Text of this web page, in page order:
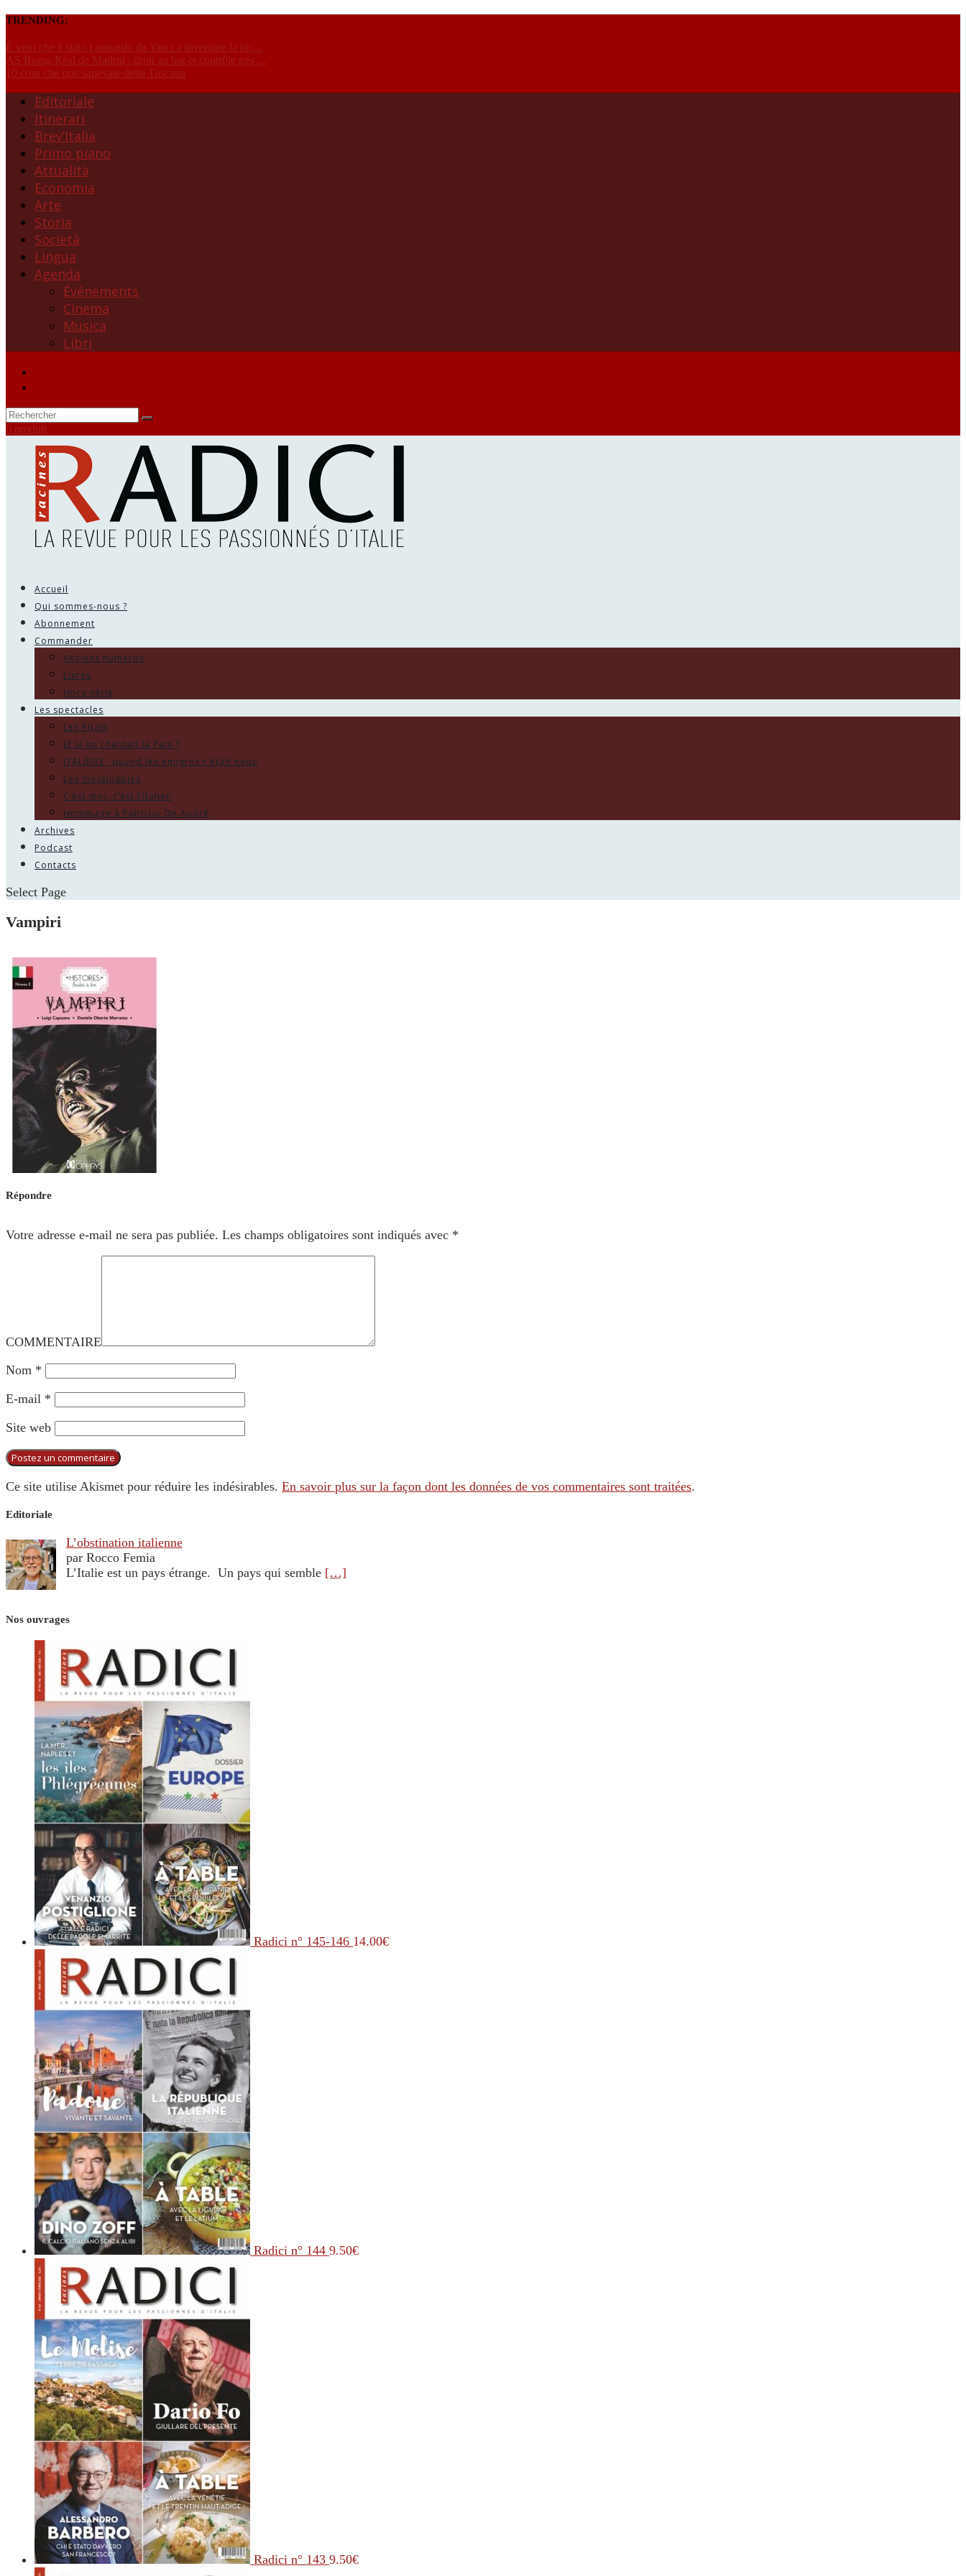
TRENDING:
È vero che è stato Leonardo da Vinci a inventare la bic...
AS Roma-Réal de Madrid : droit au but et contrôle très ...
10 cose che non sapevate della Toscana
Editoriale
Itinerari
Brev’Italia
Primo piano
Attualità
Economia
Arte
Storia
Società
Lingua
Agenda
Événements
Cinema
Musica
Libri
0 produit
Accueil
Qui sommes-nous ?
Abonnement
Commander
Anciens numéros
Livres
Hors-série
Les spectacles
Les Ritals
Et si on chantait la Paix ?
ITALIENS , quand les émigrés c’était nous
Les Inoubliables
C’est moi, c’est l’italien
Hommage à Fabrizio De André
Archives
Podcast
Contacts
Select Page
Vampiri
Répondre
Votre adresse e-mail ne sera pas publiée. Les champs obligatoires sont indiqués avec *
COMMENTAIRE
Nom *
E-mail *
Site web
Ce site utilise Akismet pour réduire les indésirables. En savoir plus sur la façon dont les données de vos commentaires sont traitées.
Editoriale
L’obstination italienne
par Rocco Femia
L’Italie est un pays étrange. Un pays qui semble […]
Nos ouvrages
Radici n° 145-146 14.00€
Radici n° 144 9.50€
Radici n° 143 9.50€